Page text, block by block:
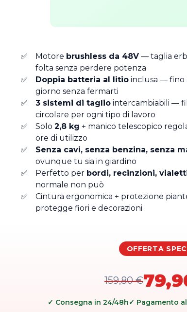
Motore brushless da 48V— taglia
folta senza perdere potenza
Doppia batteria al litioinclusa — fino
giorno senza fermarti
3 sistemi di tagliointercambiabili —
circolare per ogni tipo di lavoro
Solo 2,8 kg + manico telescopico
ore di utilizzo
Senza cavi, senza benzina, senza
ovunque tu sia in giardino
Perfetto per bordi, recinzioni,
normale non può
Cintura ergonomica + protezione
protegge fiori e decorazioni
OFFERTA
159,80 €
✓ Consegna in 24/48h✓ Pagamento